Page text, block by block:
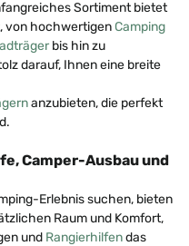
Sortiment bietet
von hochwertigenCamping
bis hin zu
darauf, Ihnen eine breite
anzubieten, die perfekt
Camper-Ausbau und
Erlebnis suchen, bieten
Raum und Komfort,
und Rangierhilfendas